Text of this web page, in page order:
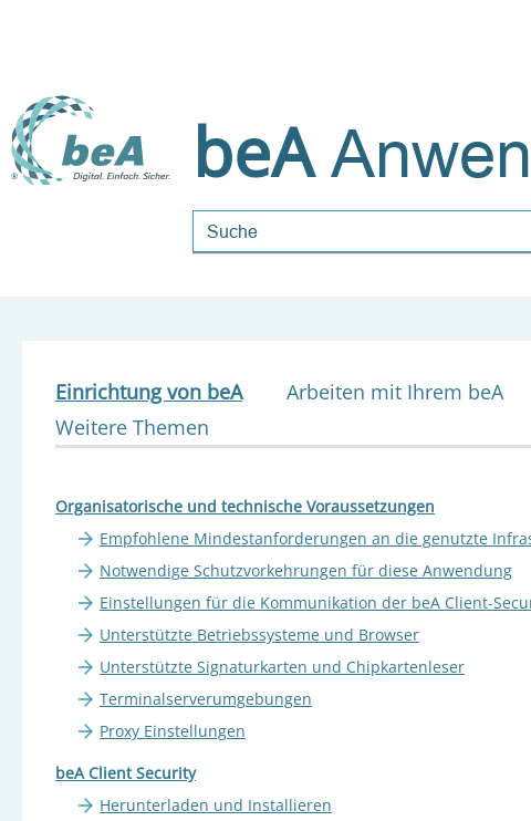
beA
Suchbegriff
Einrichtung von beA Arbeiten mit Ihrem beA
Weitere Themen
Organisatorische und technische Voraussetzungen
Empfohlene Mindestanforderungen an die genutzte
Notwendige Schutzvorkehrungen für diese Anwendung
Einstellungen für die Kommunikation der beA Client-
Unterstützte Betriebssysteme und Browser
Unterstützte Signaturkarten und Chipkartenleser
Terminalserverumgebungen
Proxy Einstellungen
beA Client Security
Herunterladen und Installieren